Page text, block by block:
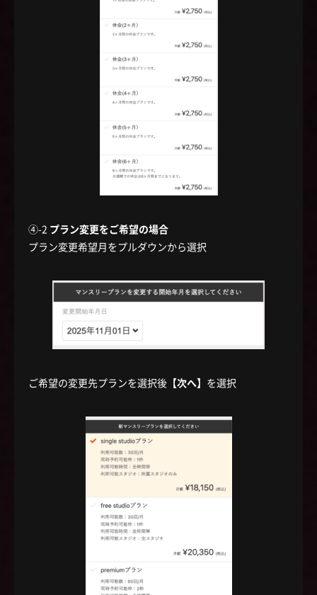
④-2 プラン変更をご希望の場合
プラン変更希望月をプルダウンから選択
ご希望の変更先プランを選択後 【次へ】 を選択